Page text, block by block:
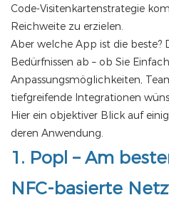
Code-Visitenkartenstrategie
Reichweite zu erzielen.
Aber welche App ist die
Bedürfnissen ab – ob Sie
Anpassungsmöglichkeiten,
tiefgreifende Integrationen
Hier ein objektiver Blick auf
deren Anwendung.
1. Popl – Am
NFC-basierte